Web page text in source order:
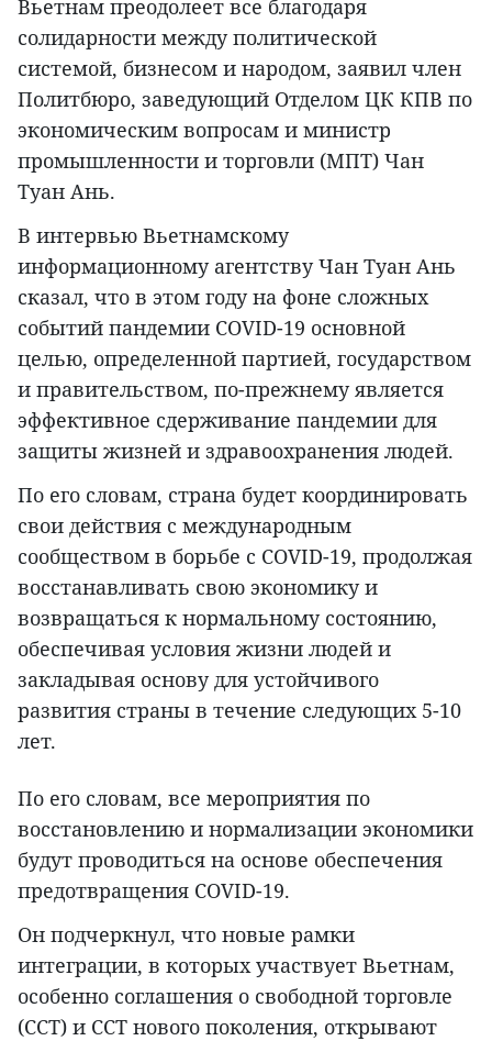
Вьетнам преодолеет все благодаря
солидарности между политической
системой, бизнесом и народом, заявил член
Политбюро, заведующий Отделом ЦК КПВ по
экономическим вопросам и министр
промышленности и торговли (МПТ) Чан
Туан Ань.
В интервью Вьетнамскому
информационному агентству Чан Туан Ань
сказал, что в этом году на фоне сложных
событий пандемии COVID-19 основной
целью, определенной партией, государством
и правительством, по-прежнему является
эффективное сдерживание пандемии для
защиты жизней и здравоохранения людей.
По его словам, страна будет координировать
свои действия с международным
сообществом в борьбе с COVID-19, продолжая
восстанавливать свою экономику и
возвращаться к нормальному состоянию,
обеспечивая условия жизни людей и
закладывая основу для устойчивого
развития страны в течение следующих 5-10
лет.
По его словам, все мероприятия по
восстановлению и нормализации экономики
будут проводиться на основе обеспечения
предотвращения COVID-19.
Он подчеркнул, что новые рамки
интеграции, в которых участвует Вьетнам,
особенно соглашения о свободной торговле
(ССТ) и ССТ нового поколения, открывают